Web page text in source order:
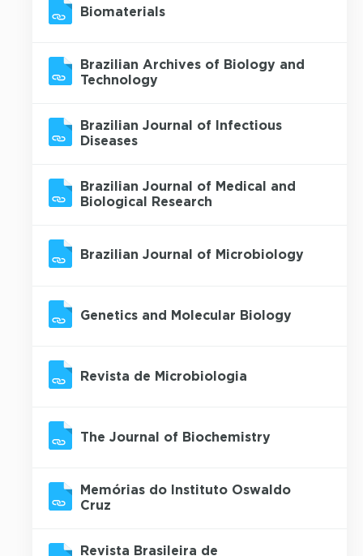
Biomaterials
Brazilian Archives of Biology and
Technology
Brazilian Journal of Infectious
Diseases
Brazilian Journal of Medical and
Biological Research
Brazilian Journal of Microbiology
Genetics and Molecular Biology
Revista de Microbiologia
The Journal of Biochemistry
Memórias do Instituto Oswaldo
Cruz
Revista Brasileira de